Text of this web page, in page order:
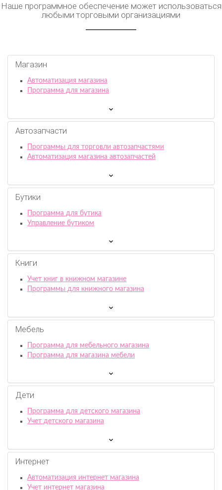
Наше программное обеспечение может использоваться
любыми торговыми организациями
Магазин
Автоматизация магазина
Программа для магазина
Автозапчасти
Программы для торговли автозапчастями
Автоматизация магазина автозапчастей
Бутики
Программа для бутика
Управление бутиком
Книги
Учет книг в книжном магазине
Программы для книжного магазина
Мебель
Программа для мебельного магазина
Программа для магазина мебели
Дети
Программа для детского магазина
Учет детского магазина
Интернет
Автоматизация интернет магазина
Учет интернет магазина